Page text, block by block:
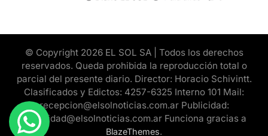
© Copyright 2026 EL SOL SA | Todos los derechos
reservados. Queda prohibida la reproducción total o
parcial del presente diario. Director: Horacio Schivintt.
Clasificados y Edictos: 4257-6325 Interno 101 Mail:
recepcion@elsolnoticias.com.ar Publicidad:
publicidad@elsolnoticias.com.ar Funciona gracias a
BlazeThemes.